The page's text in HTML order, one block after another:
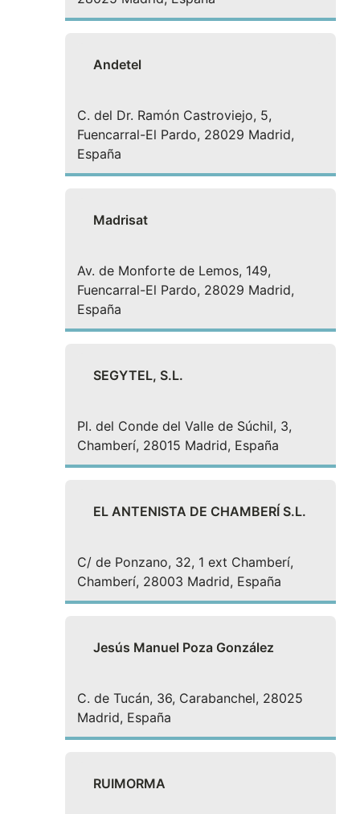
Andetel
C. del Dr. Ramón Castroviejo, 5,
Fuencarral-El Pardo, 28029 Madrid,
España
Madrisat
Av. de Monforte de Lemos, 149,
Fuencarral-El Pardo, 28029 Madrid,
España
SEGYTEL, S.L.
Pl. del Conde del Valle de Súchil, 3,
Chamberí, 28015 Madrid, España
EL ANTENISTA DE CHAMBERÍ S.L.
C/ de Ponzano, 32, 1 ext Chamberí,
Chamberí, 28003 Madrid, España
Jesús Manuel Poza González
C. de Tucán, 36, Carabanchel, 28025
Madrid, España
RUIMORMA